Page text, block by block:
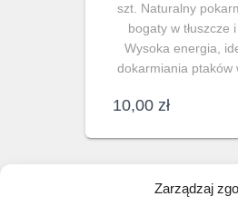
Zarządzaj
szt. Naturalny
bogaty w tłuszcze i
Wysoka energia,
dokarmiania ptaków
10,00 zł